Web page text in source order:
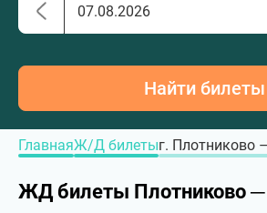
Найти билеты
ГлавнаяЖ/Д билетыг. Плотниково
ЖД билеты Плотниково ─